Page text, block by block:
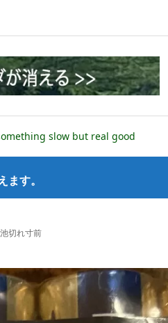
slow but real good
す。
切れ寸前